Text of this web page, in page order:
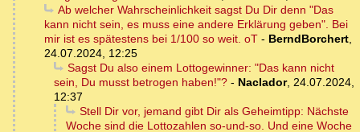
Ab welcher Wahrscheinlichkeit sagst Du Dir denn "Das
kann nicht sein, es muss eine andere Erklärung geben". Bei
mir ist es spätestens bei 1/100 so weit. oT - BerndBorchert,
24.07.2024, 12:25
Sagst Du also einem Lottogewinner: "Das kann nicht
sein, Du musst betrogen haben!"? - Naclador, 24.07.2024,
12:37
Stell Dir vor, jemand gibt Dir als Geheimtipp: Nächste
Woche sind die Lottozahlen so-und-so. Und eine Woche